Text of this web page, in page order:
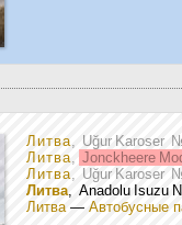
Литва, Uğur Karoser
Литва, Jonckheere
Литва, Uğur Karoser
Литва, Anadolu Isuzu
Литва— Автобусные